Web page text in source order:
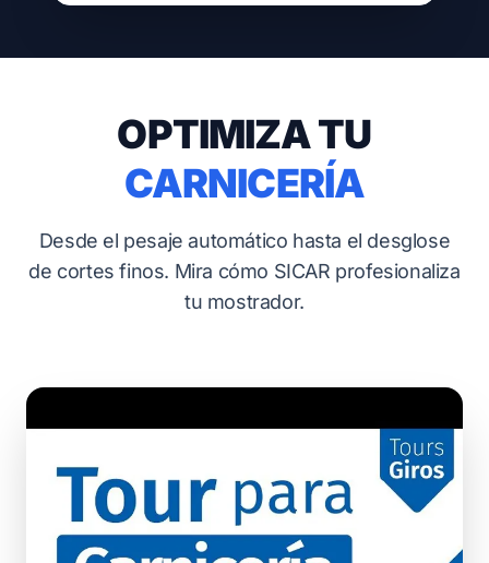
OPTIMIZA TU
CARNICERÍA
Desde el pesaje automático hasta el desglose
de cortes finos. Mira cómo SICAR profesionaliza
tu mostrador.